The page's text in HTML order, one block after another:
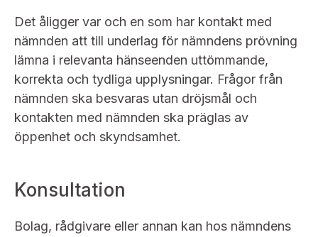
Det åligger var och en som har kontakt med
nämnden att till underlag för nämndens prövning
lämna i relevanta hänseenden uttömmande,
korrekta och tydliga upplysningar. Frågor från
nämnden ska besvaras utan dröjsmål och
kontakten med nämnden ska präglas av
öppenhet och skyndsamhet.
Konsultation
Bolag, rådgivare eller annan kan hos nämndens